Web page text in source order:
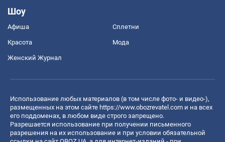
Шоу
Афиша Сплетни
Красота Мода
Женский Журнал
Использование любых материалов (в том числе фото- и видео-),
размещенных на этом сайте https://www.obozrevatel.com и на всех
его поддоменах, в любом виде строго запрещено.
Разрешается использование при получении письменного
разрешения на их использование и при условии обязательной